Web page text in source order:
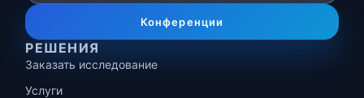
Конференции
РЕШЕНИЯ
Заказать исследование
Услуги